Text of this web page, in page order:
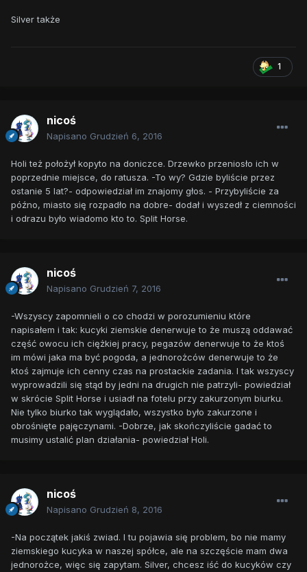
Silver także
1
nicoś
Napisano Grudzień 6, 2016
Holi też położył kopyto na doniczce. Drzewko przeniosło ich w
poprzednie miejsce, do ratusza. -To wy? Gdzie byliście przez
ostanie 5 lat?- odpowiedział im znajomy głos. - Przybyliście za
późno, miasto się rozpadło na dobre- dodał i wyszedł z ciemności
i odrazu było wiadomo kto to. Split Horse.
nicoś
Napisano Grudzień 7, 2016
-Wszyscy zapomnieli o co chodzi w porozumieniu które
napisałem i tak: kucyki ziemskie denerwuje to że muszą oddawać
część owocu ich ciężkiej pracy, pegazów denerwuje to że ktoś
im mówi jaka ma być pogoda, a jednorożców denerwuje to że
ktoś zajmuje ich cenny czas na prostackie zadania. I tak wszyscy
wyprowadzili się stąd by jedni na drugich nie patrzyli- powiedział
w skrócie Split Horse i usiadł na fotelu przy zakurzonym biurku.
Nie tylko biurko tak wyglądało, wszystko było zakurzone i
obrośnięte pajęczynami. -Dobrze, jak skończyliście gadać to
musimy ustalić plan działania- powiedział Holi.
nicoś
Napisano Grudzień 8, 2016
-Na początek jakiś zwiad. I tu pojawia się problem, bo nie mamy
ziemskiego kucyka w naszej spółce, ale na szczęście mam dwa
jednorożce, więc się zapytam. Silver, chcesz iść do kucyków czy